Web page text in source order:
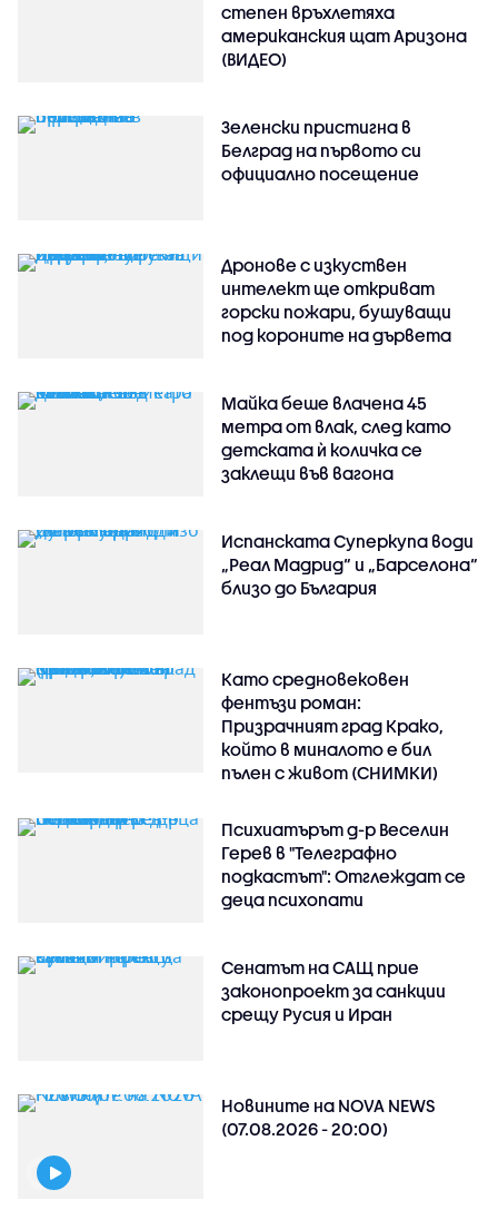
степен връхлетяха
американския щат Аризона
(ВИДЕО)
Зеленски пристигна в
Белград на първото си
официално посещение
Дронове с изкуствен
интелект ще откриват
горски пожари, бушуващи
под короните на дървета
Майка беше влачена 45
метра от влак, след като
детската ѝ количка се
заклещи във вагона
Испанската Суперкупа води
„Реал Мадрид“ и „Барселона“
близо до България
Като средновековен
фентъзи роман:
Призрачният град Крако,
който в миналото е бил
пълен с живот (СНИМКИ)
Психиатърът д-р Веселин
Герев в "Телеграфно
подкастът": Отглеждат се
деца психопати
Сенатът на САЩ прие
законопроект за санкции
срещу Русия и Иран
Новините на NOVA NEWS
(07.08.2026 - 20:00)